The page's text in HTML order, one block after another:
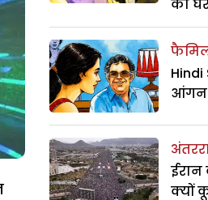
का
Hindi
आंगन
क्यों